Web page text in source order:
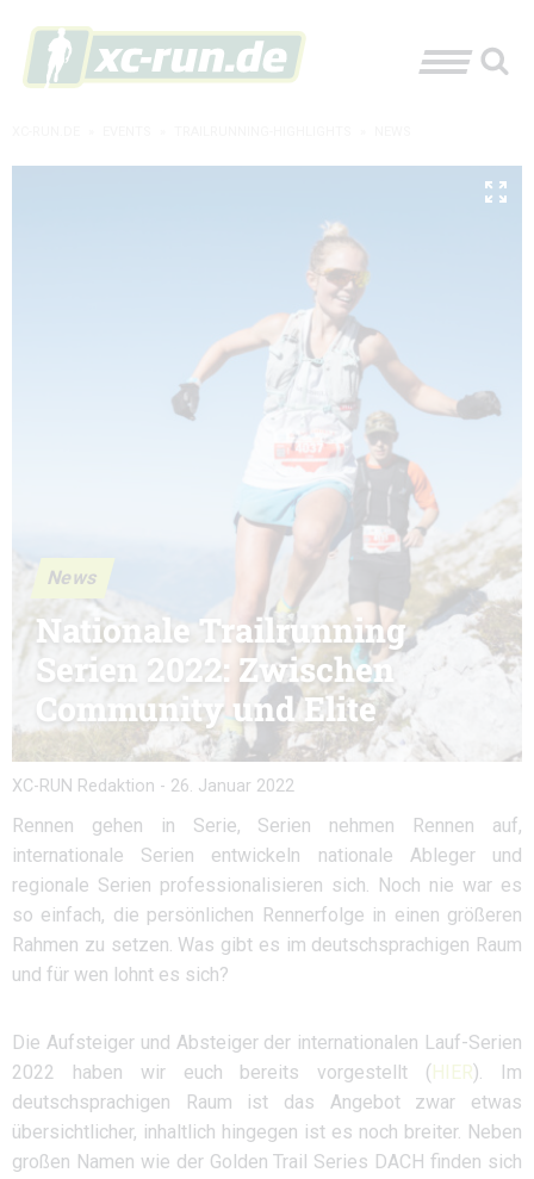
News
Nationale Trailrunning
Serien 2022: Zwischen
Community und Elite
XC-RUN Redaktion - 26. Januar 2022
Rennen gehen in Serie, Serien nehmen Rennen auf,
internationale Serien entwickeln nationale Ableger und
regionale Serien professionalisieren sich. Noch nie war es
so einfach, die persönlichen Rennerfolge in einen größeren
Rahmen zu setzen. Was gibt es im deutschsprachigen Raum
und für wen lohnt es sich?
Die Aufsteiger und Absteiger der internationalen Lauf-Serien
2022 haben wir euch bereits vorgestellt (HIER). Im
deutschsprachigen Raum ist das Angebot zwar etwas
übersichtlicher, inhaltlich hingegen ist es noch breiter. Neben
großen Namen wie der Golden Trail Series DACH finden sich